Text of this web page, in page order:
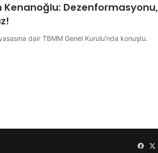
Kenanoğlu:
dair TBMM Genel Kurulu'nda konuştu.
X